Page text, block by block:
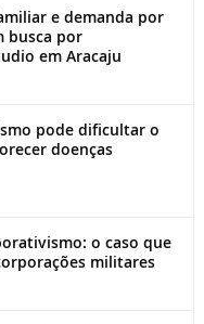
e demanda por
busca por
em Aracaju
pode dificultar o
doenças
o caso que
militares